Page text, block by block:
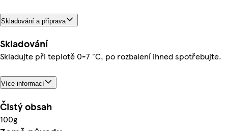
Skladování a příprava
Skladování
Skladujte při teplotě 0-7 °C, po rozbalení ihned spotřebujte.
Více informací
Čistý obsah
100g